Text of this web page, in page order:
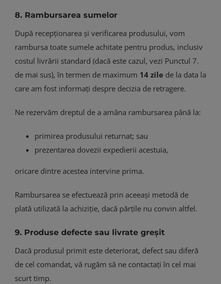
8. Rambursarea sumelor
După recepționarea și verificarea produsului, vom
rambursa toate sumele achitate pentru produs, inclusiv
costul livrării standard (dacă este cazul, vezi Punctul 7.
de mai sus), în termen de maximum 14 zile de la data la
care am fost informați despre decizia de retragere.
Ne rezervăm dreptul de a amâna rambursarea până la:
primirea produsului returnat; sau
prezentarea dovezii expedierii acestuia,
oricare dintre acestea intervine prima.
Rambursarea se efectuează prin aceeași metodă de
plată utilizată la achiziție, dacă părțile nu convin altfel.
9. Produse defecte sau livrate greșit
Dacă produsul primit este deteriorat, defect sau diferă
de cel comandat, vă rugăm să ne contactați în cel mai
scurt timp.